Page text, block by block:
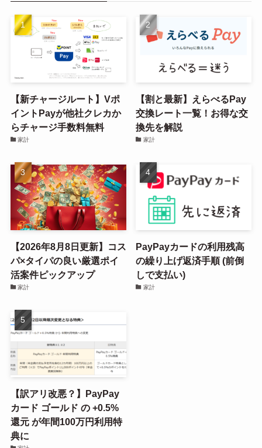
【新チャージルート】Vポ
イントPayが他社クレカか
らチャージ手数料無料
家計
【割と最新】えらべるPay
交換レート一覧！お得な交
換先を解説
家計
【2026年8月8日更新】コス
パ×タイパの良い厳選ポイ
活案件ピックアップ
家計
PayPayカードの利用残高
の繰り上げ返済手順 (前倒
しで支払い)
家計
【訳アリ改悪？】PayPay
カード ゴールド の +0.5%
還元 が年間100万円利用特
典に